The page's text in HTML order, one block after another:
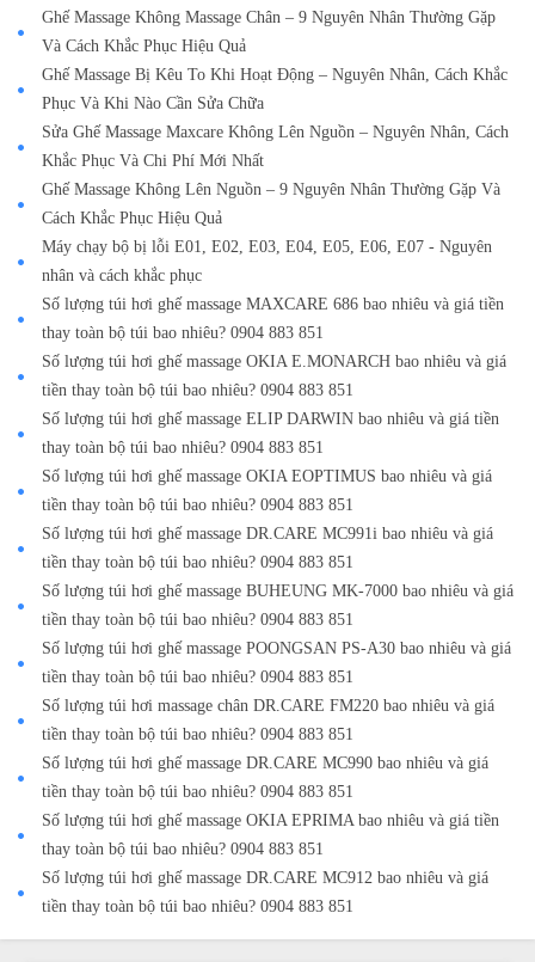
Ghế Massage Không Massage Chân – 9 Nguyên Nhân Thường Gặp
Và Cách Khắc Phục Hiệu Quả
Ghế Massage Bị Kêu To Khi Hoạt Động – Nguyên Nhân, Cách Khắc
Phục Và Khi Nào Cần Sửa Chữa
Sửa Ghế Massage Maxcare Không Lên Nguồn – Nguyên Nhân, Cách
Khắc Phục Và Chi Phí Mới Nhất
Ghế Massage Không Lên Nguồn – 9 Nguyên Nhân Thường Gặp Và
Cách Khắc Phục Hiệu Quả
Máy chạy bộ bị lỗi E01, E02, E03, E04, E05, E06, E07 - Nguyên
nhân và cách khắc phục
Số lượng túi hơi ghế massage MAXCARE 686 bao nhiêu và giá tiền
thay toàn bộ túi bao nhiêu? 0904 883 851
Số lượng túi hơi ghế massage OKIA E.MONARCH bao nhiêu và giá
tiền thay toàn bộ túi bao nhiêu? 0904 883 851
Số lượng túi hơi ghế massage ELIP DARWIN bao nhiêu và giá tiền
thay toàn bộ túi bao nhiêu? 0904 883 851
Số lượng túi hơi ghế massage OKIA EOPTIMUS bao nhiêu và giá
tiền thay toàn bộ túi bao nhiêu? 0904 883 851
Số lượng túi hơi ghế massage DR.CARE MC991i bao nhiêu và giá
tiền thay toàn bộ túi bao nhiêu? 0904 883 851
Số lượng túi hơi ghế massage BUHEUNG MK-7000 bao nhiêu và giá
tiền thay toàn bộ túi bao nhiêu? 0904 883 851
Số lượng túi hơi ghế massage POONGSAN PS-A30 bao nhiêu và giá
tiền thay toàn bộ túi bao nhiêu? 0904 883 851
Số lượng túi hơi massage chân DR.CARE FM220 bao nhiêu và giá
tiền thay toàn bộ túi bao nhiêu? 0904 883 851
Số lượng túi hơi ghế massage DR.CARE MC990 bao nhiêu và giá
tiền thay toàn bộ túi bao nhiêu? 0904 883 851
Số lượng túi hơi ghế massage OKIA EPRIMA bao nhiêu và giá tiền
thay toàn bộ túi bao nhiêu? 0904 883 851
Số lượng túi hơi ghế massage DR.CARE MC912 bao nhiêu và giá
tiền thay toàn bộ túi bao nhiêu? 0904 883 851